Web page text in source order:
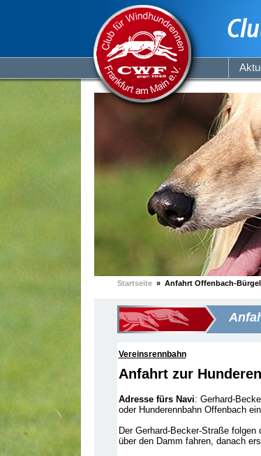
Startseite» Anfahrt Offenbach-Bürgel
Vereinsrennbahn
Anfahrt zur
Adresse fürs Navi: Gerhard-
oder Hunderennbahn Offenbach
Der Gerhard-Becker-Straße
über den Damm fahren, danach